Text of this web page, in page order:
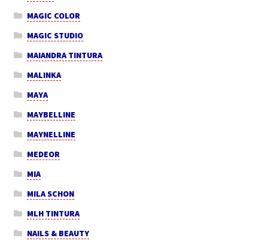
MAGIC COLOR
MAGIC STUDIO
MAIANDRA TINTURA
MALINKA
MAYA
MAYBELLINE
MAYNELLINE
MEDEOR
MIA
MILA SCHON
MLH TINTURA
NAILS & BEAUTY